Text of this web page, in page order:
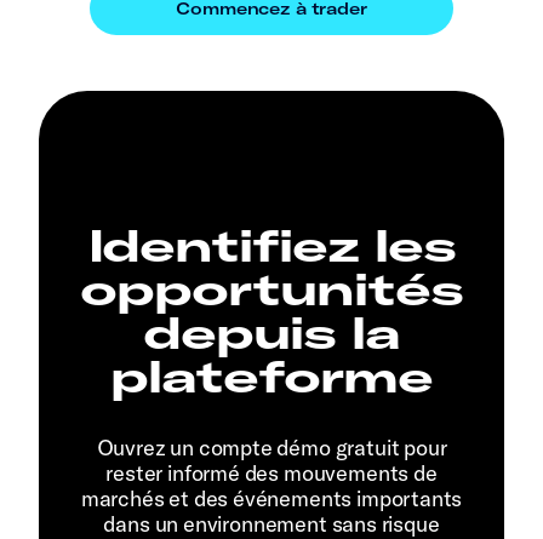
Identifiez les
opportunités
depuis la
plateforme
Ouvrez un compte démo gratuit pour
rester informé des mouvements de
marchés et des événements importants
dans un environnement sans risque